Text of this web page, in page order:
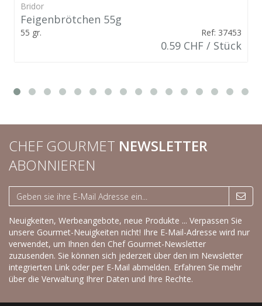
Bridor
Feigenbrötchen 55g
55 gr. Ref: 37453
0.59 CHF / Stück
CHEF GOURMET NEWSLETTER
ABONNIEREN
Neuigkeiten, Werbeangebote, neue Produkte ... Verpassen Sie
unsere Gourmet-Neuigkeiten nicht! Ihre E-Mail-Adresse wird nur
verwendet, um Ihnen den Chef Gourmet-Newsletter
zuzusenden. Sie können sich jederzeit über den im Newsletter
integrierten Link oder per E-Mail abmelden. Erfahren Sie mehr
über die Verwaltung Ihrer Daten und Ihre Rechte.